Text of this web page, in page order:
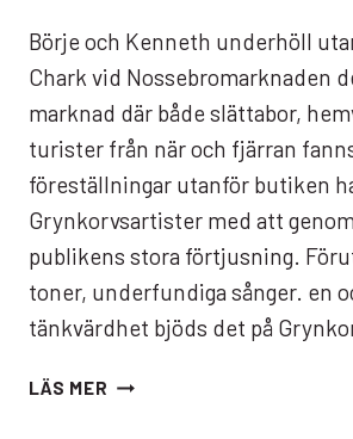
Börje och Kenneth underhöll
Chark vid Nossebromarknaden
marknad där både slättabor,
turister från när och fjärran
föreställningar utanför butiken
Grynkorvsartister med att
publikens stora förtjusning.
toner, underfundiga sånger. en
tänkvärdhet bjöds det på
LÄS MER BÖRJE